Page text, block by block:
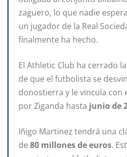
zaguero, lo que nadie
un jugador de la Real
finalmente ha hecho.
El Athletic Club ha cerrado
de que el futbolista se
donostierra y le vincula con
por Ziganda hasta junio de
Iñigo Martinez tendrá una
de 80 millones de euros.